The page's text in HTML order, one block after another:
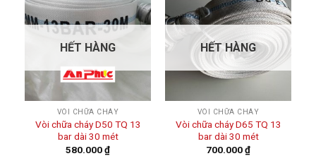
HẾT HÀNG
VÒI CHỮA CHÁY
Vòi chữa cháy D50 TQ 13
bar dài 30 mét
580.000₫
HẾT HÀNG
VÒI CHỮA CHÁY
Vòi chữa cháy D65 TQ 13
bar dài 30 mét
700.000₫